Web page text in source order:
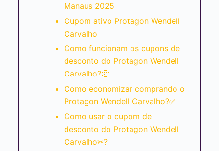
Manaus 2025
Cupom ativo Protagon Wendell
Carvalho
Como funcionam os cupons de
desconto do Protagon Wendell
Carvalho?🤔
Como economizar comprando o
Protagon Wendell Carvalho?✅
Como usar o cupom de
desconto do Protagon Wendell
Carvalho✂?